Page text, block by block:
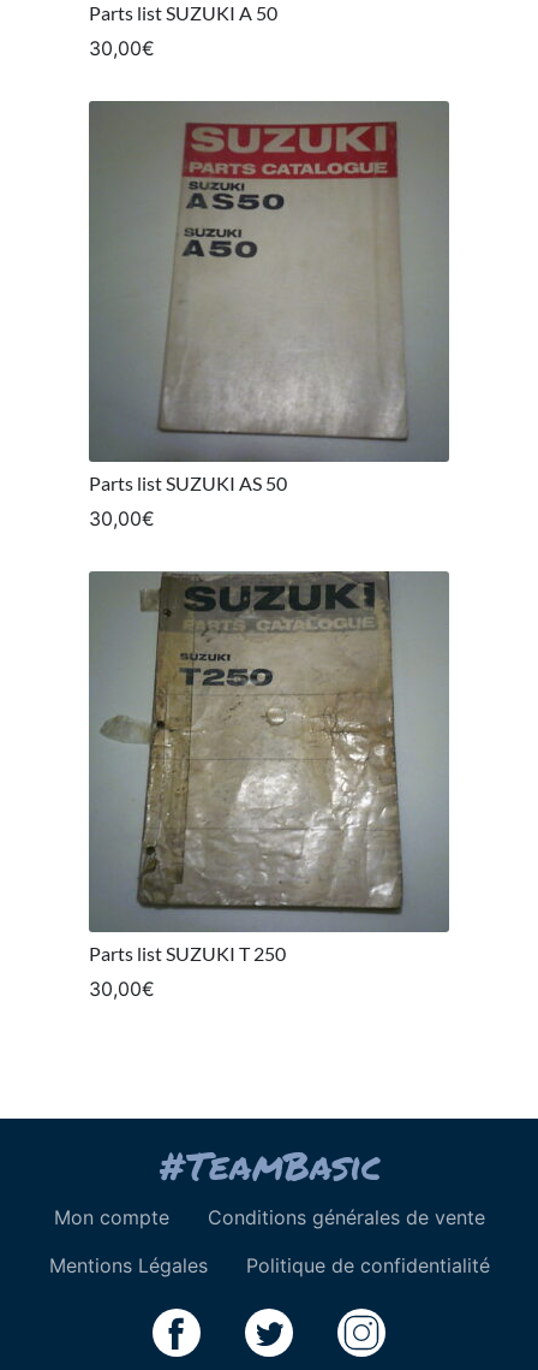
Parts list SUZUKI A 50
30,00€
Parts list SUZUKI AS 50
30,00€
Parts list SUZUKI T 250
30,00€
Mon compte
Conditions générales de vente
Mentions Légales
Politique de confidentialité